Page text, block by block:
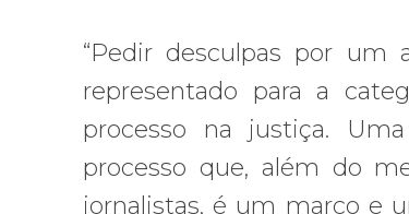
“Pedir desculpas por um
representado para a
processo na justiça.
processo que, além do
jornalistas, é um marco e